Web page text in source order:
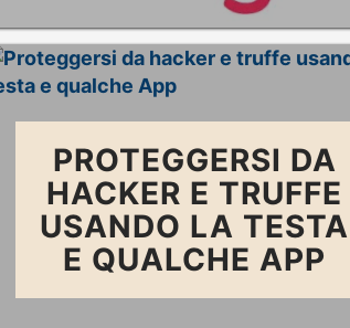
PROTEGGERSI DA
HACKER E TRUFFE
USANDO LA TESTA
E QUALCHE APP